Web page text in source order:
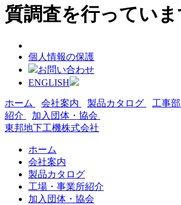
質調査を行っていま
個人情報の保護
お問い合わせ
ENGLISH
ホーム 会社案内 製品カタログ 工事
紹介
加入団体・協会
東邦地下工機株式会社
ホーム
会社案内
製品カタログ
工場・事業所紹介
加入団体・協会